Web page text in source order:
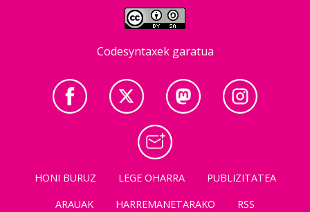
Codesyntaxek garatua
HONI BURUZ LEGE OHARRA
PUBLIZITATEA
ARAUAK
HARREMANETARAKO RSS